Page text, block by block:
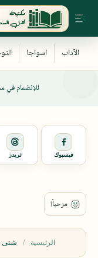
للإنضمام
فيسبوك ثريدز
الرئيسية شتى